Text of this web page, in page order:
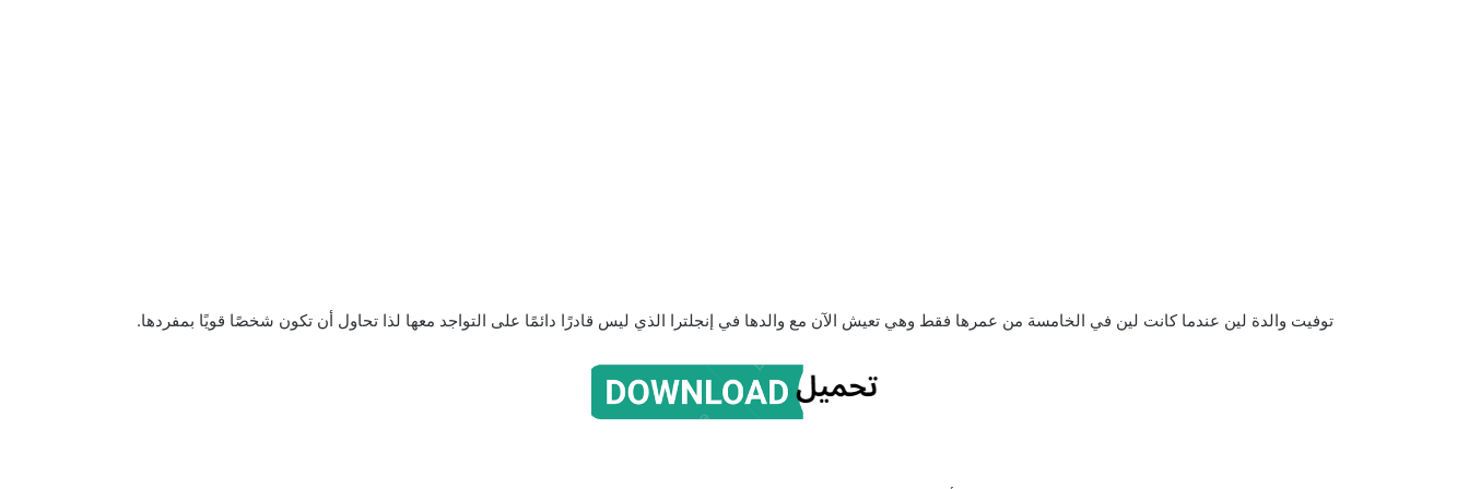
توفيت والدة لين عندما كانت لين في الخامسة من عمرها فقط وهي تعيش الآن مع والدها في إنجلترا الذي ليس قادرًا دائمًا على التواجد معها لذا تحاول أن تكون شخصًا قويًا بمفردها.